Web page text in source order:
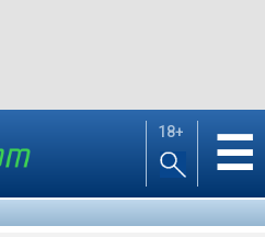
18+ ☰